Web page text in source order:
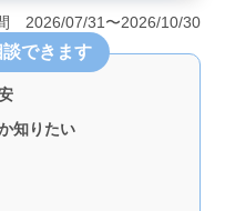
雇用で、女性の方も歓
います。 ＜多彩な業
合住宅などの空調や
場調査や施主との打ち
広い業務に携われま
極的なご応募をお待
要求＞ 2級管工事施
士の資格保持者が尚可
務経験とCADスキルが
さを備えた環境で、
2026/07/31〜2026/10/30
談できます
知りたい